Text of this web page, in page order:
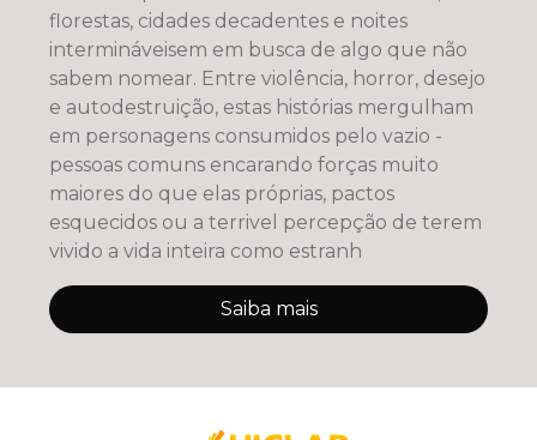
florestas, cidades decadentes e noites
intermináveisem em busca de algo que não
sabem nomear. Entre violência, horror, desejo
e autodestruição, estas histórias mergulham
em personagens consumidos pelo vazio -
pessoas comuns encarando forças muito
maiores do que elas próprias, pactos
esquecidos ou a terrivel percepção de terem
vivido a vida inteira como estranh
Saiba mais